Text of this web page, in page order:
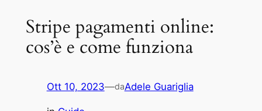
Stripe pagamenti online:
cos’è e come funziona
Ott 10, 2023—daAdele Guariglia